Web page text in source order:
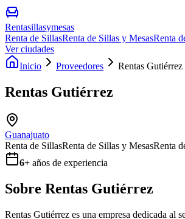
Rentasillasymesas
Renta de SillasRenta de Sillas y MesasRenta
Ver ciudades
Inicio
Proveedores Rentas Gutiérrez
Rentas Gutiérrez
Guanajuato
Renta de SillasRenta de Sillas y MesasRenta
6+ años de experiencia
Sobre Rentas Gutiérrez
Rentas Gutiérrez es una empresa dedicada al